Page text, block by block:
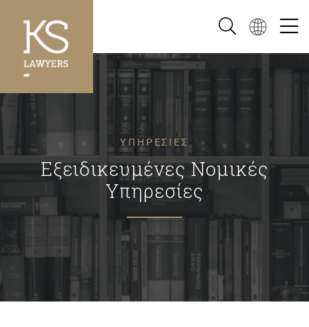
ΥΠΗΡΕΣΙΕΣ
Εξειδικευμένες Νομικές
Υπηρεσίες